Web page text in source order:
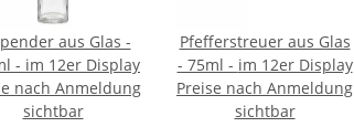
aus Glas -
250ml - im 12er Display
nach Anmeldung
sichtbar
Pfefferstreuer aus Glas
- 75ml - im 12er Display
Preise nach Anmeldung
sichtbar